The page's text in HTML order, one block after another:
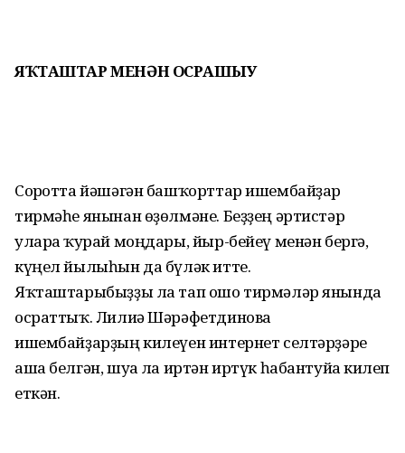
ЯҠТАШТАР МЕНӘН ОСРАШЫУ
Сорғотта йәшәгән башҡорттар ишембайҙар
тирмәһе янынан өҙөлмәне. Беҙҙең әртистәр
уларға ҡурай моңдары, йыр-бейеү менән бергә,
күңел йылыһын да бүләк итте.
Яҡташтарыбыҙҙы ла тап ошо тирмәләр янында
осраттыҡ. Лилиә Шәрәфетдинова
ишембайҙарҙың килеүен интернет селтәрҙәре
аша белгән, шуға ла иртән иртүк һабантуйға килеп
еткән.